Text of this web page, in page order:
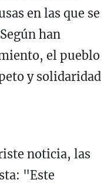
en las que se
han
el pueblo
y solidaridad
noticia, las
"Este